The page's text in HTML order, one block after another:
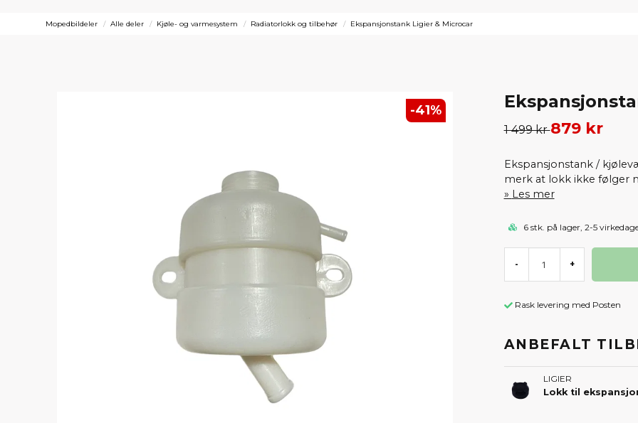
Mopedbildeler Alle deler Kjøle- og varmesystem Radiatorlokk og tilbehør Ekspansjonstank Ligier & Microcar
-41%
1 499 kr879 kr
Ekspansjonstank /
merk at lokk ikke følger
Les mer
6 stk. på lager, 2-5
- +
Rask levering med Posten
ANBEFALT
LIGIER
Lokk til